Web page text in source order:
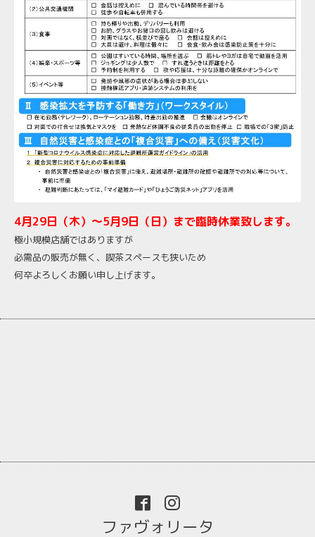
4月29日（木）～5月9日（日）まで臨時休業致します。
極小規模店舗ではありますが
必需品の販売が無く、喫茶スペースも狭いため
何卒よろしくお願い申し上げます。
ファヴォリータ